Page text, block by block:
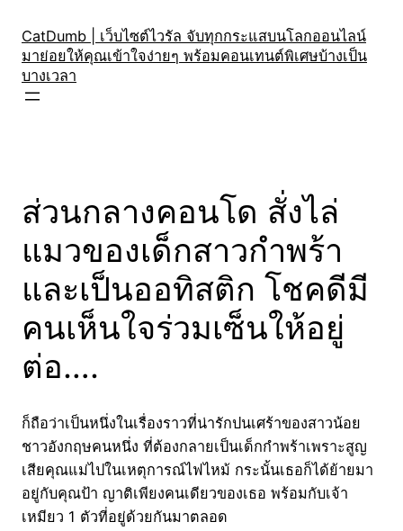
content
CatDumb | เว็บไซต์ไวรัล จับทุกกระแสบนโลกออนไลน์
มาย่อยให้คุณเข้าใจง่ายๆ พร้อมคอนเทนต์พิเศษบ้างเป็น
บางเวลา
ส่วนกลางคอนโด สั่งไล่
แมวของเด็กสาวกำพร้า
และเป็นออทิสติก โชคดีมี
คนเห็นใจร่วมเซ็นให้อยู่
ต่อ….
ก็ถือว่าเป็นหนึ่งในเรื่องราวที่น่ารักปนเศร้าของสาวน้อย
ชาวอังกฤษคนหนึ่ง ที่ต้องกลายเป็นเด็กกำพร้าเพราะสูญ
เสียคุณแม่ไปในเหตุการณ์ไฟไหม้ กระนั้นเธอก็ได้ย้ายมา
อยู่กับคุณป้า ญาติเพียงคนเดียวของเธอ พร้อมกับเจ้า
เหมียว 1 ตัวที่อยู่ด้วยกันมาตลอด